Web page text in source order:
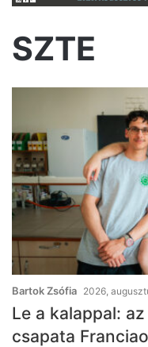
SZTE
Bartok Zsófia 2026,
Le a kalappal:
csapata